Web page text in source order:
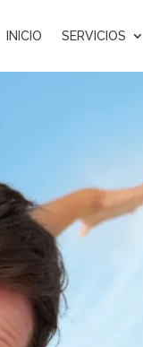
INICIO SERVICIOS